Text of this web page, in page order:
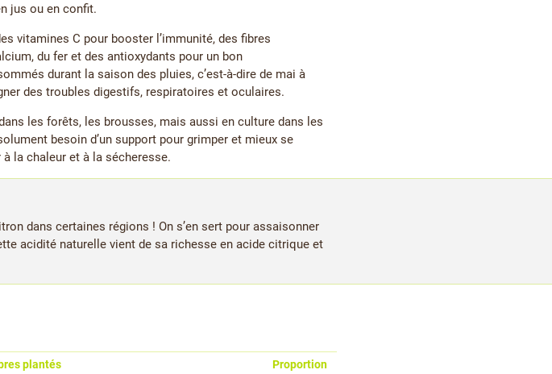
jus ou en confit.
vitamines C pour booster l’immunité, des fibres
du fer et des antioxydants pour un bon
durant la saison des pluies, c’est-à-dire de mai à
des troubles digestifs, respiratoires et oculaires.
les forêts, les brousses, mais aussi en culture dans les
besoin d’un support pour grimper et mieux se
la chaleur et à la sécheresse.
dans certaines régions ! On s’en sert pour assaisonner
acidité naturelle vient de sa richesse en acide citrique et
plantés Proportion